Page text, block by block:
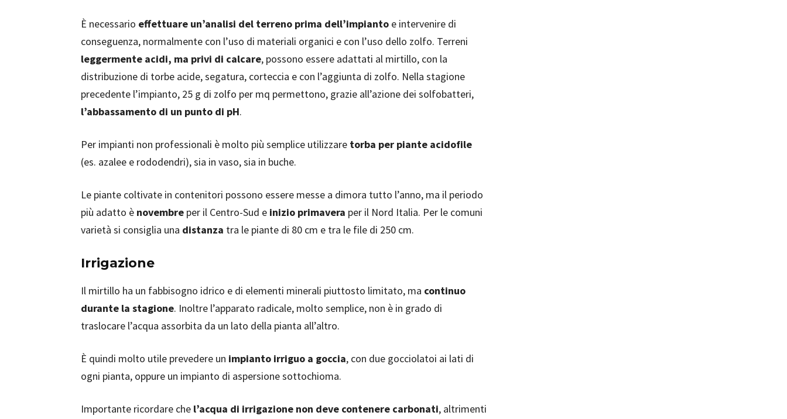
È necessario effettuare un’analisi del terreno prima dell’impianto e intervenire di
conseguenza, normalmente con l’uso di materiali organici e con l’uso dello zolfo. Terreni
leggermente acidi, ma privi di calcare, possono essere adattati al mirtillo, con la
distribuzione di torbe acide, segatura, corteccia e con l’aggiunta di zolfo. Nella stagione
precedente l’impianto, 25 g di zolfo per mq permettono, grazie all’azione dei solfobatteri,
l’abbassamento di un punto di pH.
Per impianti non professionali è molto più semplice utilizzare torba per piante acidofile
(es. azalee e rododendri), sia in vaso, sia in buche.
Le piante coltivate in contenitori possono essere messe a dimora tutto l’anno, ma il periodo
più adatto è novembre per il Centro-Sud e inizio primavera per il Nord Italia. Per le comuni
varietà si consiglia una distanza tra le piante di 80 cm e tra le file di 250 cm.
Irrigazione
Il mirtillo ha un fabbisogno idrico e di elementi minerali piuttosto limitato, ma continuo
durante la stagione. Inoltre l’apparato radicale, molto semplice, non è in grado di
traslocare l’acqua assorbita da un lato della pianta all’altro.
È quindi molto utile prevedere un impianto irriguo a goccia, con due gocciolatoi ai lati di
ogni pianta, oppure un impianto di aspersione sottochioma.
Importante ricordare che l’acqua di irrigazione non deve contenere carbonati, altrimenti